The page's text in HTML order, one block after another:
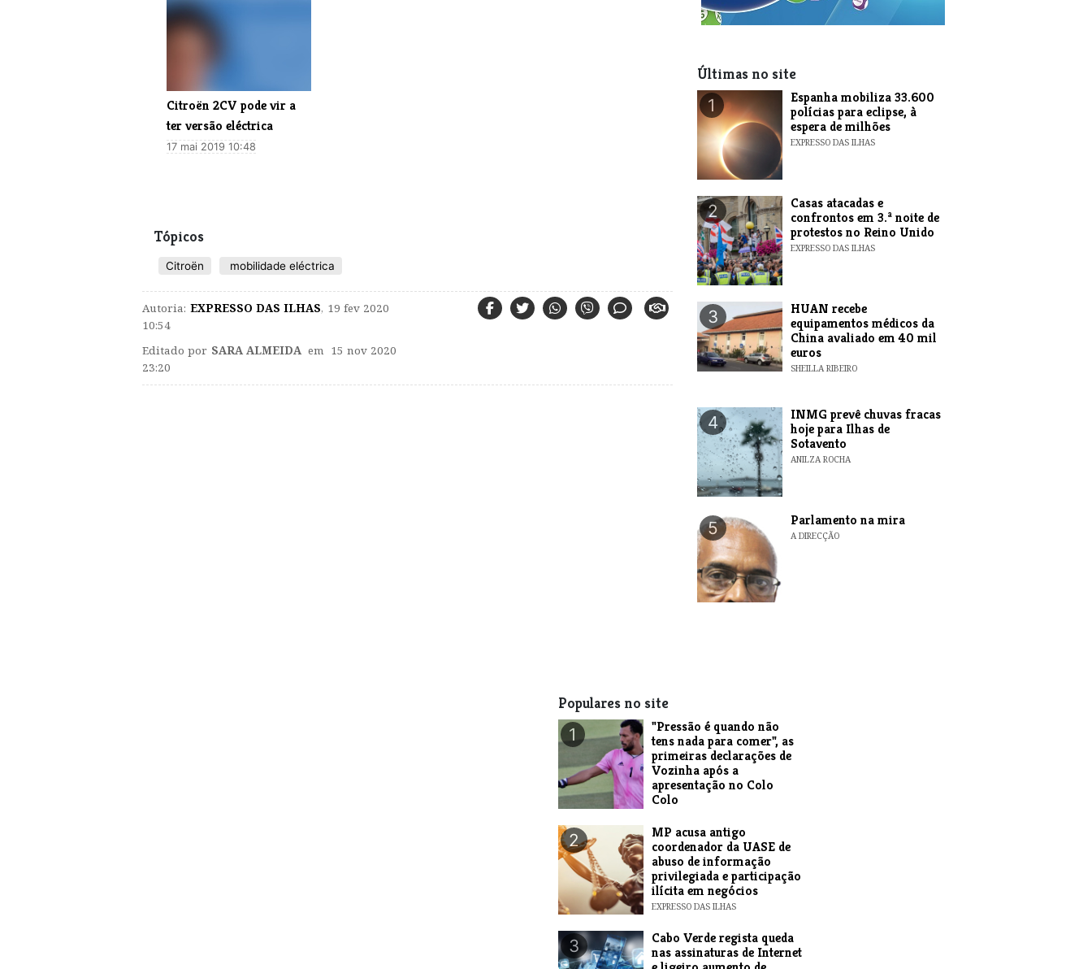
Citroën 2CV pode vir a
ter versão eléctrica
17 mai 2019 10:48
Tópicos
Citroën mobilidade eléctrica
Autoria: EXPRESSO DAS ILHAS, 19 fev 2020
10:54
Editado por SARA ALMEIDA em 15 nov 2020
23:20
Últimas no site
1
Espanha mobiliza 33.600
polícias para eclipse, à
espera de milhões
EXPRESSO DAS ILHAS
2
Casas atacadas e
confrontos em 3.ª noite de
protestos no Reino Unido
EXPRESSO DAS ILHAS
3
HUAN recebe
equipamentos médicos da
China avaliado em 40 mil
euros
SHEILLA RIBEIRO
4
INMG prevê chuvas fracas
hoje para Ilhas de
Sotavento
ANILZA ROCHA
5 Parlamento na mira
A DIRECÇÃO
Populares no site
1
"Pressão é quando não
tens nada para comer", as
primeiras declarações de
Vozinha após a
apresentação no Colo
Colo
2
MP acusa antigo
coordenador da UASE de
abuso de informação
privilegiada e participação
ilícita em negócios
EXPRESSO DAS ILHAS
3
Cabo Verde regista queda
nas assinaturas de Internet